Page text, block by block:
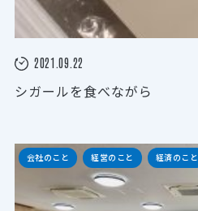
2021.09.22
シガールを食べながら
会社のこと 経営のこと 経済のこと